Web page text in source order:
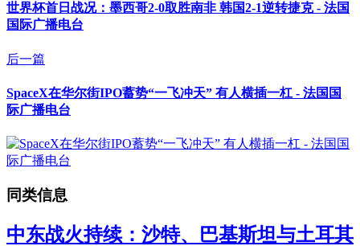
世界杯首日战况：墨西哥2-0取胜南非 韩国2-1逆转捷克 - 法国
国际广播电台
后一篇
SpaceX在华尔街IPO蓄势“一飞冲天” 有人横插一杠 - 法国国
际广播电台
同类信息
中东战火持续：沙特、巴基斯坦与土耳其